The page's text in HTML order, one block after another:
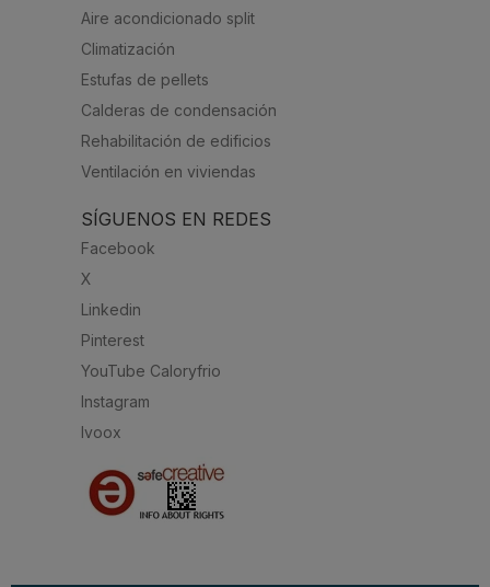
Aire acondicionado split
Climatización
Estufas de pellets
Calderas de condensación
Rehabilitación de edificios
Ventilación en viviendas
SÍGUENOS EN REDES
Facebook
X
Linkedin
Pinterest
YouTube Caloryfrio
Instagram
Ivoox